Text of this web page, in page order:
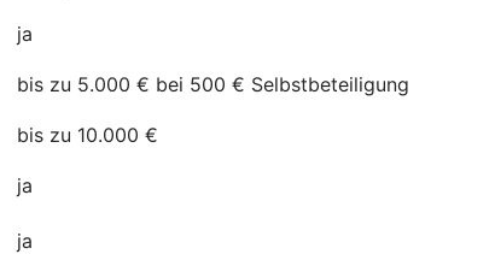
ja
bis zu 5.000 € bei 500 € Selbstbeteiligung
bis zu 10.000 €
ja
ja